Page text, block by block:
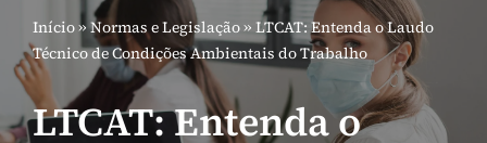
Início»Normas e Legislação» LTCAT: Entenda o Laudo
Técnico de Condições Ambientais do Trabalho
LTCAT: Entenda o